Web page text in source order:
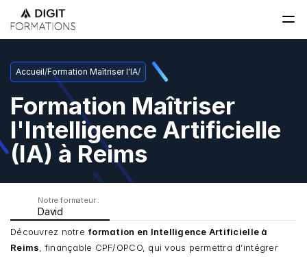
Notre formateur :
David
Découvrez notre formation en Intelligence Artificielle à
Reims , finançable CPF/OPCO, qui vous permettra d’intégrer
Accueil/Formation Maîtriser l'IA/
Formation Maîtriser
l'Intelligence Artificielle
(IA) à Reims